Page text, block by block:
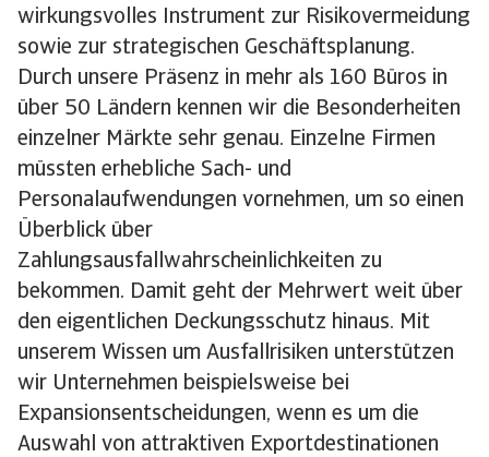
wirkungsvolles Instrument zur Risikovermeidung
sowie zur strategischen Geschäftsplanung.
Durch unsere Präsenz in mehr als 160 Büros in
über 50 Ländern kennen wir die Besonderheiten
einzelner Märkte sehr genau. Einzelne Firmen
müssten erhebliche Sach- und
Personalaufwendungen vornehmen, um so einen
Überblick über
Zahlungsausfallwahrscheinlichkeiten zu
bekommen. Damit geht der Mehrwert weit über
den eigentlichen Deckungsschutz hinaus. Mit
unserem Wissen um Ausfallrisiken unterstützen
wir Unternehmen beispielsweise bei
Expansionsentscheidungen, wenn es um die
Auswahl von attraktiven Exportdestinationen